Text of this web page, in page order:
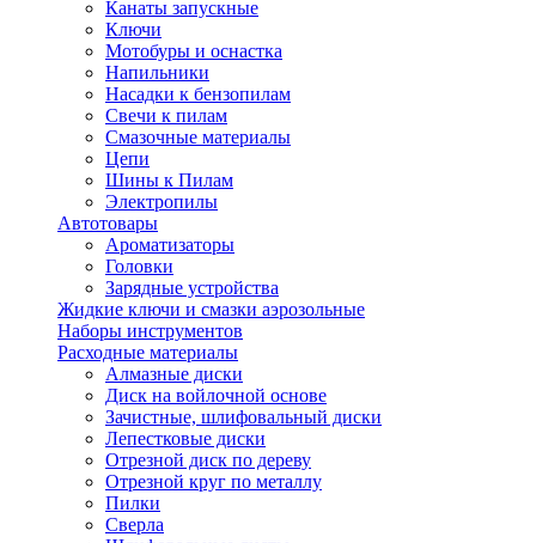
Канаты запускные
Ключи
Мотобуры и оснастка
Напильники
Насадки к бензопилам
Свечи к пилам
Смазочные материалы
Цепи
Шины к Пилам
Электропилы
Автотовары
Ароматизаторы
Головки
Зарядные устройства
Жидкие ключи и смазки аэрозольные
Наборы инструментов
Расходные материалы
Алмазные диски
Диск на войлочной основе
Зачистные, шлифовальный диски
Лепестковые диски
Отрезной диск по дереву
Отрезной круг по металлу
Пилки
Сверла